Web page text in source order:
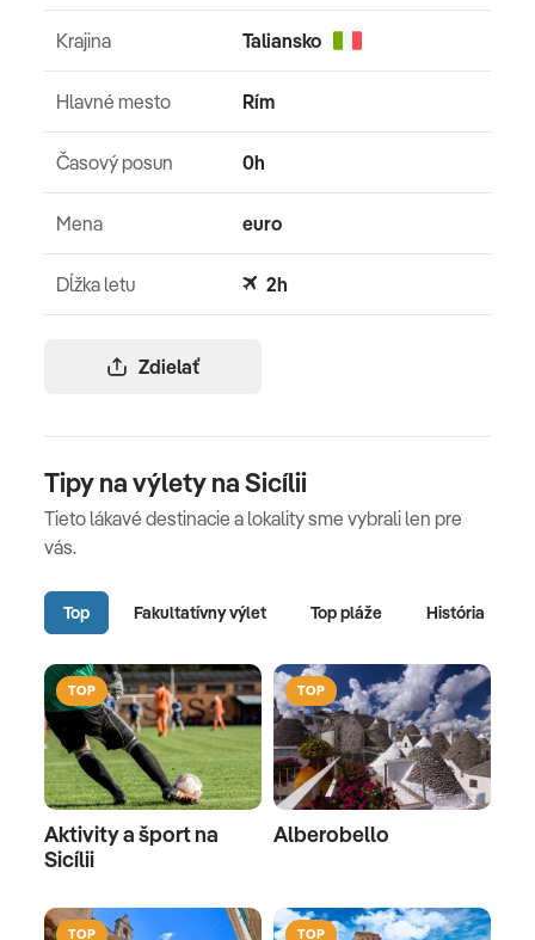
Zdielať
Krajina Taliansko
Hlavné mesto Rím
Časový posun 0h
Mena euro
Dĺžka letu 2h
Tipy na výlety na Sicílii
Tieto lákavé destinacie a lokality sme vybrali len pre
vás.
Top Fakultatívny výlet Top pláže História
TOP
Aktivity a šport na
Sicílii
TOP
Alberobello
TOP TOP